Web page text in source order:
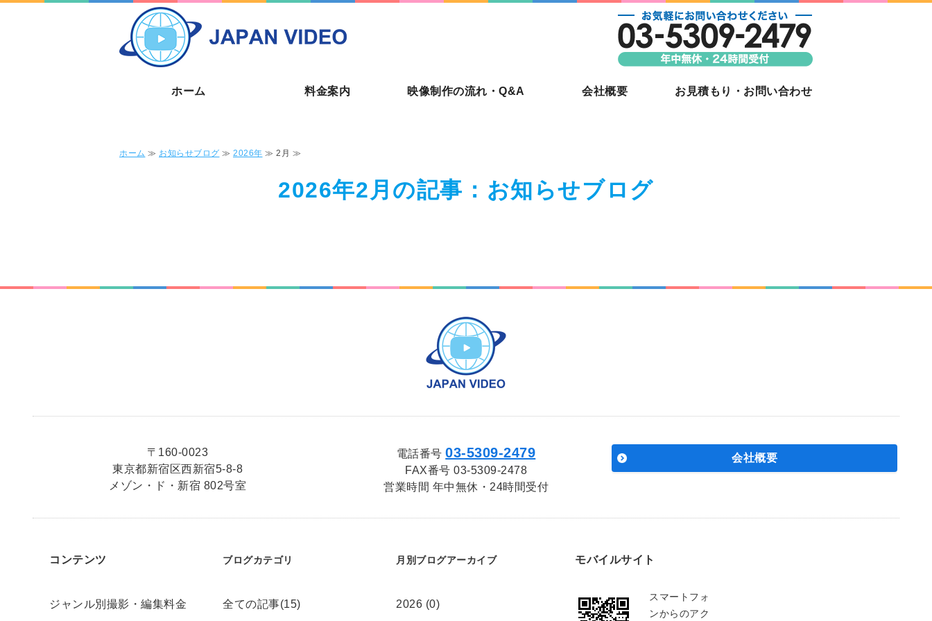
新宿でビデオ撮影・編集を頼むならJAPAN VIDEO｜東京都新
ホーム 料金案内 映像制作の流れ・Q&A 会社概要 お見積もり・お問い合わせ
ホーム ≫ お知らせブログ ≫ 2026年 ≫ 2月 ≫
2026年2月の記事：お知らせブログ
〒160-0023
東京都新宿区西新宿5-8-8
メゾン・ド・新宿 802号室
電話番号03‑5309‑2479
FAX番号 03‑5309‑2478
営業時間 年中無休・24時間受付
会社概要
コンテンツ
ジャンル別撮影・編集料金
ブログカテゴリ
全ての記事(15)
月別ブログアーカイブ
2026 (0)
モバイルサイト
スマートフォ
ンからのアク